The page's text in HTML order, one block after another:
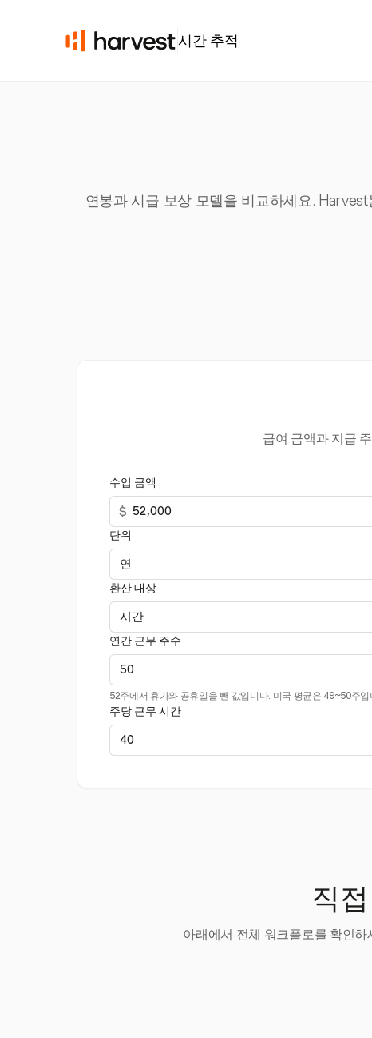
시간 추적
연봉과 시급 보상 모델을 비교하세요.
급여 금액과 지급
수입 금액
$
단위
환산 대상
연간 근무 주수
52주에서 휴가와 공휴일을 뺀 값입니다. 미국 평균은 49~50주입
주당 근무 시간
직
아래에서 전체 워크플로를 확인